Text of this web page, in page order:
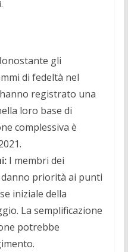
gli
di fedeltà nel
registrato una
loro base di
complessiva è
I membri dei
priorità ai punti
iniziale della
La semplificazione
potrebbe